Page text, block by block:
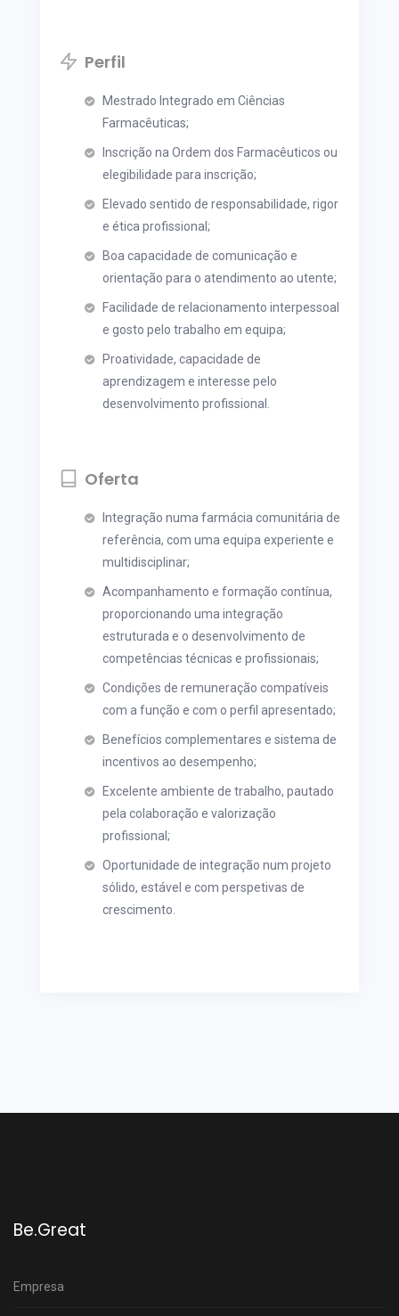
Perfil
Mestrado Integrado em Ciências
Farmacêuticas;
Inscrição na Ordem dos Farmacêuticos ou
elegibilidade para inscrição;
Elevado sentido de responsabilidade, rigor
e ética profissional;
Boa capacidade de comunicação e
orientação para o atendimento ao utente;
Facilidade de relacionamento interpessoal
e gosto pelo trabalho em equipa;
Proatividade, capacidade de
aprendizagem e interesse pelo
desenvolvimento profissional.
Oferta
Integração numa farmácia comunitária de
referência, com uma equipa experiente e
multidisciplinar;
Acompanhamento e formação contínua,
proporcionando uma integração
estruturada e o desenvolvimento de
competências técnicas e profissionais;
Condições de remuneração compatíveis
com a função e com o perfil apresentado;
Benefícios complementares e sistema de
incentivos ao desempenho;
Excelente ambiente de trabalho, pautado
pela colaboração e valorização
profissional;
Oportunidade de integração num projeto
sólido, estável e com perspetivas de
crescimento.
Be.Great
Empresa